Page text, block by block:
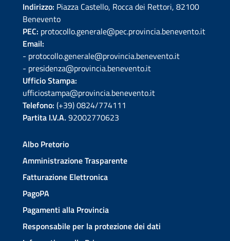
Indirizzo: Piazza Castello, Rocca dei Rettori, 82100
Benevento
PEC: protocollo.generale@pec.provincia.benevento.it
Email:
- protocollo.generale@provincia.benevento.it
- presidenza@provincia.benevento.it
Ufficio Stampa:
ufficiostampa@provincia.benevento.it
Telefono: (+39) 0824/774111
Partita I.V.A. 92002770623
Albo Pretorio
Amministrazione Trasparente
Fatturazione Elettronica
PagoPA
Pagamenti alla Provincia
Responsabile per la protezione dei dati